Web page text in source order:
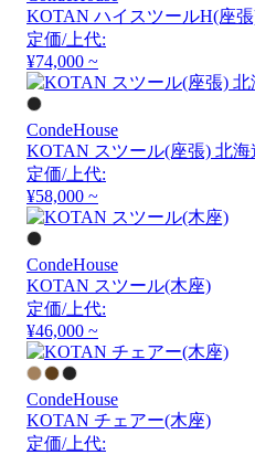
KOTAN ハイスツールH(座
定価/上代:
¥74,000 ~
CondeHouse
KOTAN スツール(座張) 北
定価/上代:
¥58,000 ~
CondeHouse
KOTAN スツール(木座)
定価/上代:
¥46,000 ~
CondeHouse
KOTAN チェアー(木座)
定価/上代: